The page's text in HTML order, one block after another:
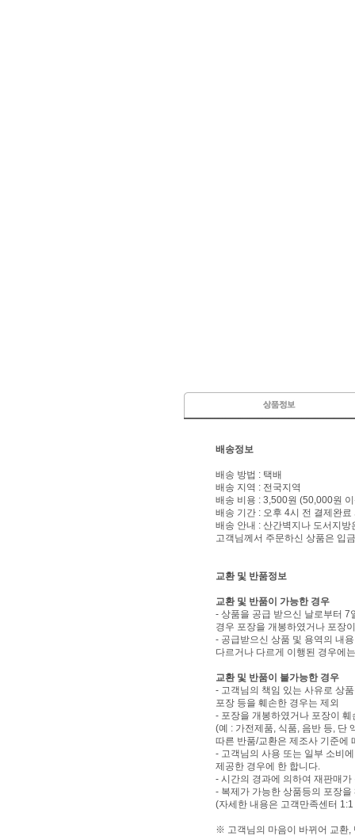
배송정보
배송 방법 : 택배
배송 지역 : 전국지역
배송 비용 : 3,500원 (50,000원
배송 기간 : 오후 4시 전 결제완료
배송 안내 : 산간벽지나 도서지
고객님께서 주문하신 상품은 입
교환 및 반품정보
교환 및 반품이 가능한 경우
- 상품을 공급 받으신 날로부터 7
경우 포장을 개봉하였거나 포장
- 공급받으신 상품 및 용역의 내
다르거나 다르게 이행된 경우에
교환 및 반품이 불가능한 경우
- 고객님의 책임 있는 사유로 상
포장 등을 훼손한 경우는 제외
- 포장을 개봉하였거나 포장이
(예 : 가전제품, 식품, 음반 등, 단
따른 반품/교환은 제조사 기준에
- 고객님의 사용 또는 일부 소비
제공한 경우에 한 합니다.
- 시간의 경과에 의하여 재판매
- 복제가 가능한 상품등의 포장을
(자세한 내용은 고객만족센터
※ 고객님의 마음이 바뀌어 교환,